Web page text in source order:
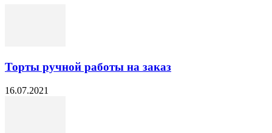
Торты ручной работы на заказ
16.07.2021